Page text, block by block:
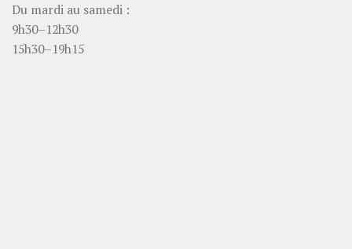
Du mardi au samedi :
9h30–12h30
15h30–19h15